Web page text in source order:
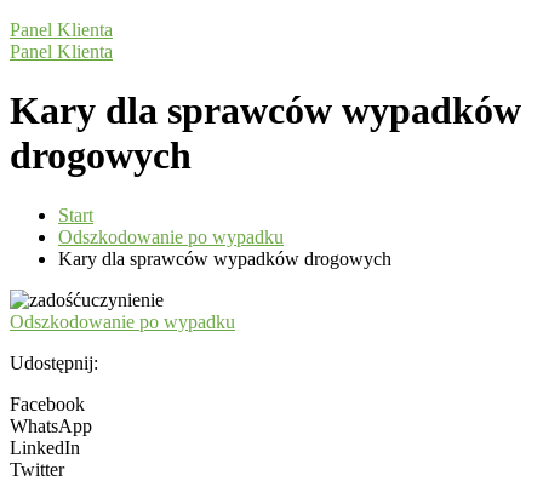
Panel Klienta
Panel Klienta
Kary dla sprawców wypadków
drogowych
Start
Odszkodowanie po wypadku
Kary dla sprawców wypadków drogowych
Odszkodowanie po wypadku
Udostępnij:
Facebook
WhatsApp
LinkedIn
Twitter